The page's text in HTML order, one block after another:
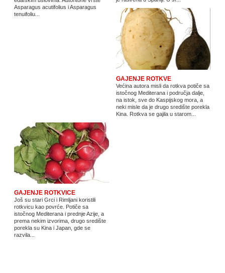
Asparagus acutifolius i Asparagus
tenuifoliu...
GAJENJE ROTKVE
Većina autora misli da rotkva potiče sa
istočnog Mediterana i područja dalje,
na istok, sve do Kaspijskog mora, a
neki misle da je drugo središte porekla
Kina. Rotkva se gajila u starom...
GAJENJE ROTKVICE
Još su stari Grci i Rimljani koristili
rotkvicu kao povrće. Potiče sa
istočnog Mediterana i prednje Azije, a
prema nekim izvorima, drugo središte
porekla su Kina i Japan, gde se
razvila...